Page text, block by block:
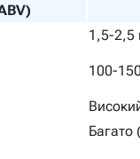
1,5-2,5
100-150
Багато